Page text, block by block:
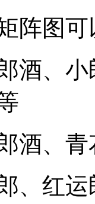
阵图
酒、
酒、青
、红